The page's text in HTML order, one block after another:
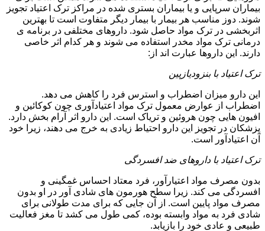
بیماران سرپایی و یا بیماران بستری شده در مراکز ترک اعتیاد تجویز
شوند. دوز مناسب هر بیمار با بیمار دیگر متفاوت است تا بهترین
اثربخشی در ترک مواد حاصل شود. داروهای مختلفی در برنامه ی
درمانی ترک مواد مخدر استفاده می شوند و هر کدام اثر خاصی
دارند. این داروها عبارت اند از:
ترک اعتیاد با بنزودیازپین
این دارو میزان اضطراب و استرس فرد را کاهش می دهد.
اضطراب از عوارض معمول ترک مواد اعتیادآوری چون کوکائین و
افیون هایی چون هروئین و تریاک است. این دارو اثر آرام بخش دارد.
پزشکان در تجویز این دارو احتیاط زیادی به خرج می دهند، زیرا خود
آن اعتیادآور است.
ترک اعتیاد با داروهای ضد افسردگی
بدون مصرف مواد اعتیارآور، فرد معتاد احساس غمگینی و
افسردگی می کند. زیرا سطح هورمون های شادی آور در او بدون
مصرف مواد پایین است. از آن جایی که برای مدت طولانی برای
شادی فرد به مواد وابسته بوده، کمی طول می کشد تا مغز فعالیت
طبیعی و عادی خود را بازیابد.